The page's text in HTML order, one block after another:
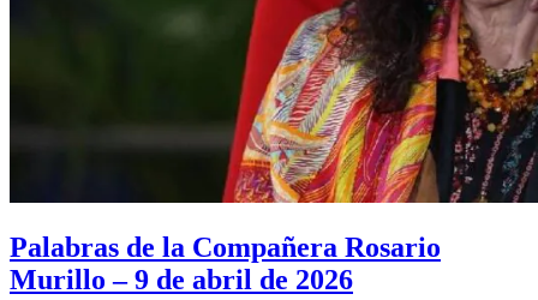
Palabras de la Compañera Rosario
Murillo – 9 de abril de 2026